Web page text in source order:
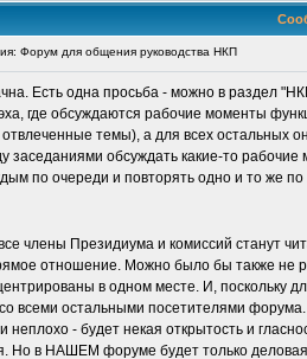
Форум для общения руководства НКП
Есть одна просьба - можно в
где обсуждаются рабочие моменты
темы), а для всех
заседаниями обсуждать какие-то
по очереди и повторять одно и то же
члены Президиума и комиссий станут
отношение. Можно было бы также не
в одном месте. И, поскольку
всеми остальными посетителями
- будет некая открытость и
Но в НАШЕМ форуме будет только